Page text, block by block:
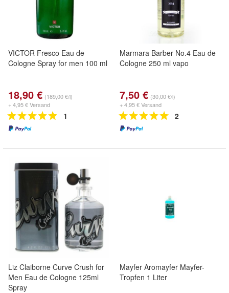
VICTOR Fresco Eau de
Cologne Spray for men 100 ml
18,90 € (189,00 €/l)
+ 4,95 € Versand
1
Marmara Barber No.4 Eau de
Cologne 250 ml vapo
7,50 € (30,00 €/l)
+ 4,95 € Versand
2
Liz Claiborne Curve Crush for
Men Eau de Cologne 125ml
Spray
Mayfer Aromayfer Mayfer-
Tropfen 1 Liter